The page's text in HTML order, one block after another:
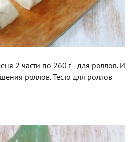
2 части по 260 г - для роллов. И
роллов. Тесто для роллов